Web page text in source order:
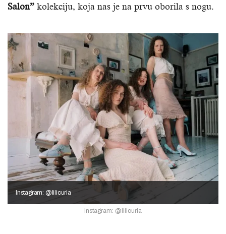
Salon” kolekciju, koja nas je na prvu oborila s nogu.
Instagram: @lilicuria
Instagram: @lilicuria